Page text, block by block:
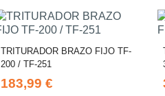
TRITURADOR BRAZO FIJO TF-
200 / TF-251
183,99 €